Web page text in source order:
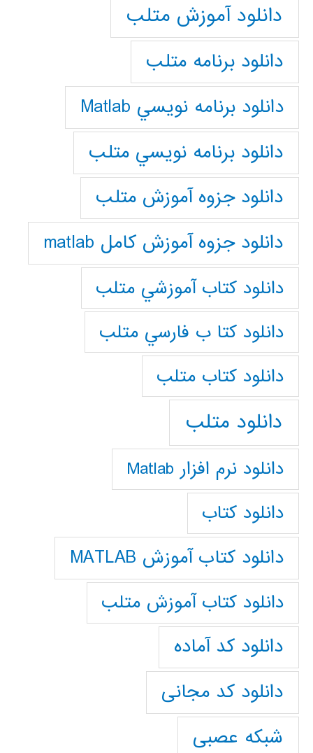
دانلود آموزش متلب
دانلود برنامه متلب
دانلود برنامه نويسي Matlab
دانلود برنامه نويسي متلب
دانلود جزوه آموزش متلب
دانلود جزوه آموزش کامل matlab
دانلود كتاب آموزشي متلب
دانلود كتا ب فارسي متلب
دانلود كتاب متلب
دانلود متلب
دانلود نرم افزار Matlab
دانلود کتاب
دانلود کتاب آموزش MATLAB
دانلود کتاب آموزش متلب
دانلود کد آماده
دانلود کد مجانی
شبکه عصبی